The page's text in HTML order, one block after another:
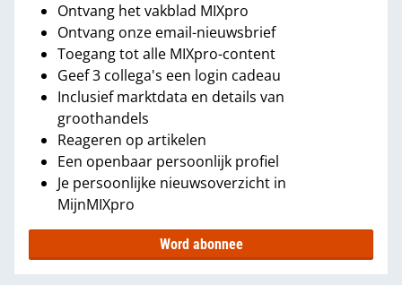
Ontvang het vakblad MIXpro
Ontvang onze email-nieuwsbrief
Toegang tot alle MIXpro-content
Geef 3 collega's een login cadeau
Inclusief marktdata en details van
groothandels
Reageren op artikelen
Een openbaar persoonlijk profiel
Je persoonlijke nieuwsoverzicht in
MijnMIXpro
Word abonnee